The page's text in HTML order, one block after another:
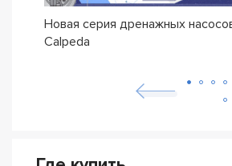
Новая серия дренажных
Calpeda